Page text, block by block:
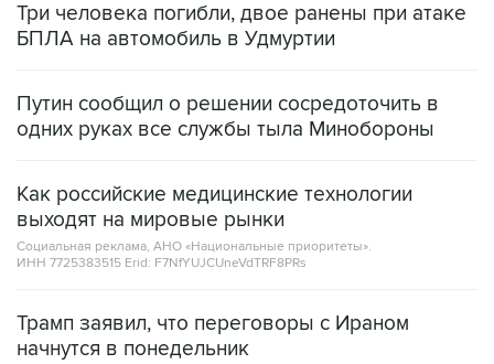
Три человека погибли, двое ранены при атаке
БПЛА на автомобиль в Удмуртии
Путин сообщил о решении сосредоточить в
одних руках все службы тыла Минобороны
Как российские медицинские технологии
выходят на мировые рынки
Социальная реклама, АНО «Национальные приоритеты».
ИНН 7725383515 Erid: F7NfYUJCUneVdTRF8PRs
Трамп заявил, что переговоры с Ираном
начнутся в понедельник